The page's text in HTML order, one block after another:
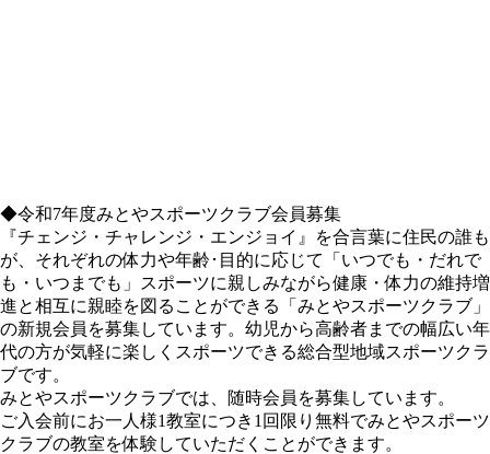
◆令和7年度みとやスポーツクラブ会員募集
『チェンジ・チャレンジ・エンジョイ』を合言葉に住民の誰も
が、それぞれの体力や年齢･目的に応じて「いつでも・だれで
も・いつまでも」スポーツに親しみながら健康・体力の維持増
進と相互に親睦を図ることができる「みとやスポーツクラブ」
の新規会員を募集しています。幼児から高齢者までの幅広い年
代の方が気軽に楽しくスポーツできる総合型地域スポーツクラ
ブです。
みとやスポーツクラブでは、随時会員を募集しています。
ご入会前にお一人様1教室につき1回限り無料でみとやスポーツ
クラブの教室を体験していただくことができます。